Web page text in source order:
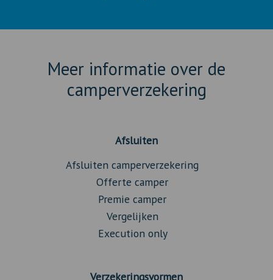
Meer informatie over de
camperverzekering
Afsluiten
Afsluiten camperverzekering
Offerte camper
Premie camper
Vergelijken
Execution only
Verzekeringsvormen